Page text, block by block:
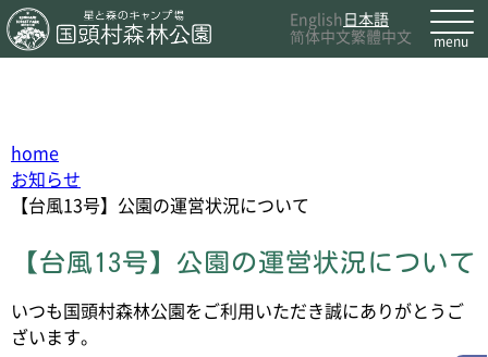
English日本語
简体中文繁體中文
home
お知らせ
【台風13号】公園の運営状況について
【台風13号】公園の運営状況について
いつも国頭村森林公園をご利用いただき誠にありがとうご
ざいます。